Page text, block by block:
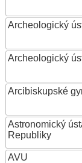
Archeologický
Archeologický
Arcibiskupské
Astronomický
Republiky
AVU